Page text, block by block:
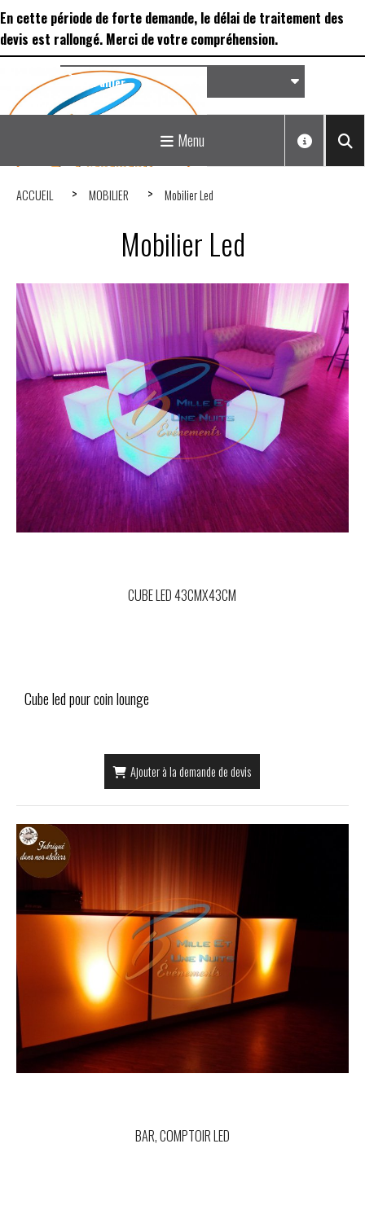
En cette période de forte demande, le délai de traitement des
devis est rallongé. Merci de votre compréhension.
Matériel de réception &
Déco...
Panier
Menu
ACCUEIL MOBILIER Mobilier Led
Mobilier Led
CUBE LED 43CMX43CM
Cube led pour coin lounge
Ajouter à la demande de devis
BAR, COMPTOIR LED